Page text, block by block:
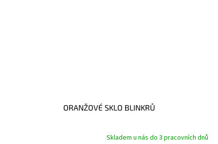
ORANŽOVÉ SKLO BLINKRŮ
Skladem u nás do 3 pracovních dnů